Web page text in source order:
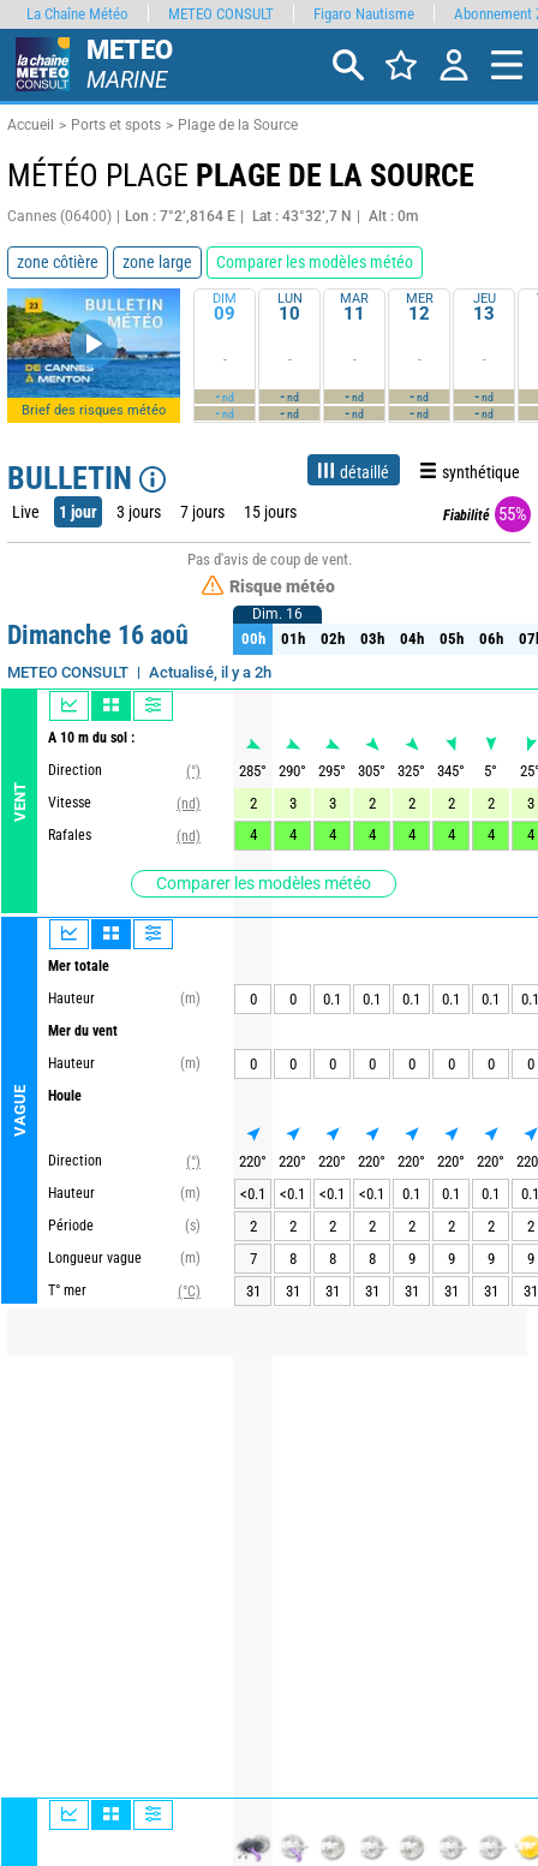
METEO
MARINE
Accueil Ports et spots Plage de la Source
MÉTÉO PLAGE PLAGE DE LA SOURCE
Cannes (06400) Lon : 7°2’,8164 E Lat : 43°32’,7 N Alt : 0m
zone côtière zone large Comparer les modèles météo
Brief des risques météo
DIM
09
-
-nd
-nd
LUN
10
-
-nd
-nd
MAR
11
-
-nd
-nd
MER
12
-
-nd
-nd
JEU
13
-
-nd
-nd
BULLETIN détaillé synthétique
Live 1 jour 3 jours 7 jours 15 jours Fiabilité 55%
Pas d'avis de coup de vent.
Risque météo
Dimanche 16 aoû
METEO CONSULT Actualisé, il y a 2h
VENT
A 10 m du sol :
Direction
(°)
Vitesse
(nd)
Rafales
(nd)
Comparer les modèles météo
VAGUE
Mer totale
Hauteur
(m)
Mer du vent
Hauteur
(m)
Houle
Direction
(°)
Hauteur
(m)
Période
(s)
Longueur vague
(m)
T° mer
(°C)
Dim. 16
00h 01h 02h 03h 04h 05h 06h
Dim. 16
00h 01h 02h 03h 04h 05h 06h
285° 290° 295° 305° 325° 345° 5° 25
2
3 3 2 2 2 2
3
4
4 4 4 4 4 4 4
0 0 0.1 0.1 0.1 0.1 0.1 0.1
0 0 0 0 0 0 0 0
220° 220° 220° 220° 220° 220° 220°
220
<0.1
<0.1 <0.1 <0.1 0.1 0.1 0.1
0.1
2
2 2 2 2 2 2
2
7
8 8 8 9 9 9
9
31
31 31 31 31 31 31 31
La Chaîne Météo METEO CONSULT Figaro Nautisme Abonnement